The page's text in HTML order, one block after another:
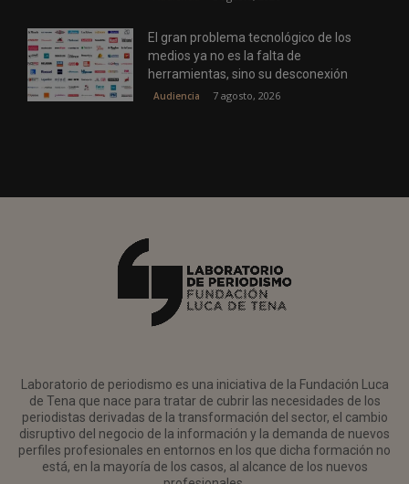
El gran problema tecnológico de los
medios ya no es la falta de
herramientas, sino su desconexión
Audiencia 7 agosto, 2026
Laboratorio de periodismo es una iniciativa de la Fundación Luca
de Tena que nace para tratar de cubrir las necesidades de los
periodistas derivadas de la transformación del sector, el cambio
disruptivo del negocio de la información y la demanda de nuevos
perfiles profesionales en entornos en los que dicha formación no
está, en la mayoría de los casos, al alcance de los nuevos